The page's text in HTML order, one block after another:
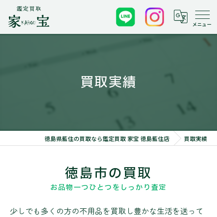
買取実績
徳島県藍住の買取なら鑑定買取 家宝 徳島藍住店 買取実績
徳島市の買取
お品物一つひとつをしっかり査定
少しでも多くの方の不用品を買取し豊かな生活を送って